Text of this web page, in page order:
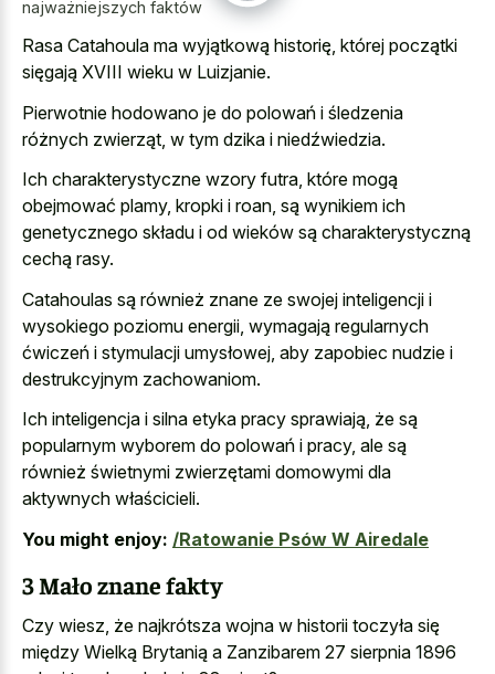
najważniejszych faktów
Rasa Catahoula ma wyjątkową historię, której początki
sięgają XVIII wieku w Luizjanie.
Pierwotnie hodowano je do polowań i śledzenia
różnych zwierząt, w tym dzika i niedźwiedzia.
Ich charakterystyczne wzory futra, które mogą
obejmować plamy, kropki i roan, są wynikiem ich
genetycznego składu i od wieków są charakterystyczną
cechą rasy.
Catahoulas są również znane ze swojej inteligencji i
wysokiego poziomu energii, wymagają regularnych
ćwiczeń i stymulacji umysłowej, aby zapobiec nudzie i
destrukcyjnym zachowaniom.
Ich inteligencja i silna etyka pracy sprawiają, że są
popularnym wyborem do polowań i pracy, ale są
również świetnymi zwierzętami domowymi dla
aktywnych właścicieli.
You might enjoy: /Ratowanie Psów W Airedale
3 Mało znane fakty
Czy wiesz, że najkrótsza wojna w historii toczyła się
między Wielką Brytanią a Zanzibarem 27 sierpnia 1896